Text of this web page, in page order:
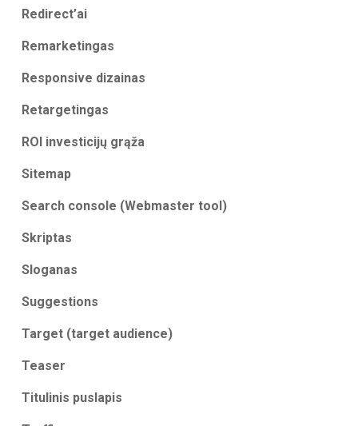
Redirect’ai
Remarketingas
Responsive dizainas
Retargetingas
ROI investicijų grąža
Sitemap
Search console (Webmaster tool)
Skriptas
Sloganas
Suggestions
Target (target audience)
Teaser
Titulinis puslapis